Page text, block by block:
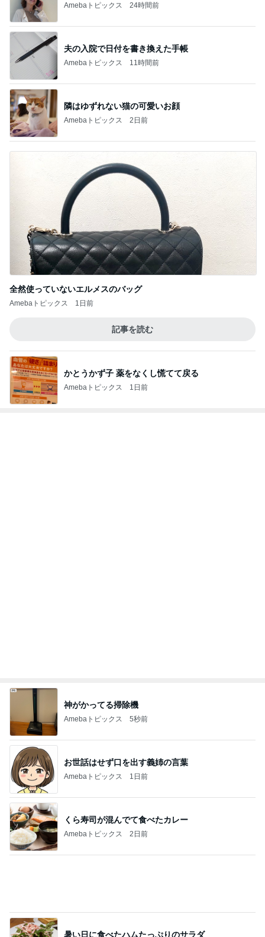
Amebaトピックス 24時間前
夫の入院で日付を書き換えた手帳
Amebaトピックス 11時間前
隣はゆずれない猫の可愛いお顔
Amebaトピックス 2日前
全然使っていないエルメスのバッグ
Amebaトピックス 1日前
記事を読む
かとうかず子 薬をなくし慌てて戻る
Amebaトピックス 1日前
小倉優子 息子達とくら寿司昼食
Amebaトピックス